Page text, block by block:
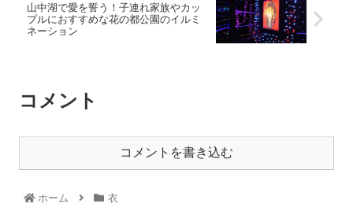
山中湖で愛を誓う！子連れ家族やカッ
プルにおすすめな花の都公園のイルミ
ネーション
コメント
コメントを書き込む
ホーム 衣